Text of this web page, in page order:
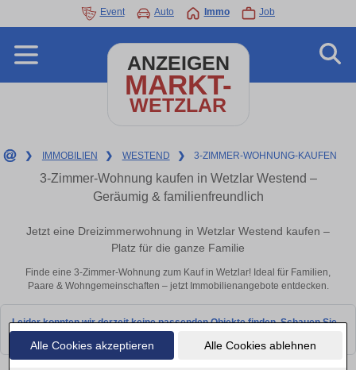
Alle Cookies akzeptieren Alle Cookies ablehnen
Event Auto Immo Job
ANZEIGEN
MARKT-
WETZLAR
❯ IMMOBILIEN ❯ WESTEND ❯ 3-ZIMMER-WOHNUNG-KAUFEN
3-Zimmer-Wohnung kaufen in Wetzlar Westend –
Geräumig & familienfreundlich
Jetzt eine Dreizimmerwohnung in Wetzlar Westend kaufen –
Platz für die ganze Familie
Finde eine 3-Zimmer-Wohnung zum Kauf in Wetzlar! Ideal für Familien,
Paare & Wohngemeinschaften – jetzt Immobilienangebote entdecken.
Leider konnten wir derzeit keine passenden Objekte finden. Schauen Sie